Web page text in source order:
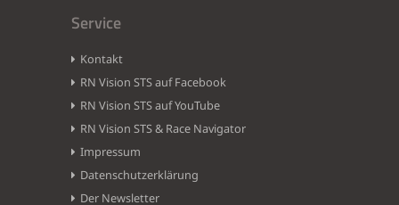
Service
Kontakt
RN Vision STS auf Facebook
RN Vision STS auf YouTube
RN Vision STS & Race Navigator
Impressum
Datenschutzerklärung
Der Newsletter